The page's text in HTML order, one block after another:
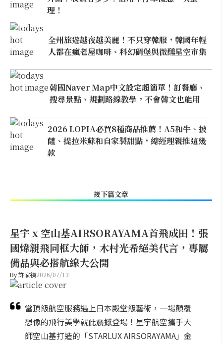
理！
全州旅遊越夜越美麗！不只穿韓服，韓國年輕
人都在瘋老屋咖啡、科幻碉堡與微醺星空市集
韓國Naver Map中文設定超簡單！訂餐廳、
搜尋景點、規劃路線教學，不會韓文也能用
2026 LOPIA必買8種商品推薦！A5和牛、披
薩、提拉米蘇和自家製甜點，總經理親推這幾
款
接下篇文章
星宇 x 空山基AIRSORAYAMA首飛成田！張
國煒親飛同框大師，木村光希絕美代言，專屬
備品與必搭航線大公開
By許家禎2026/07/13
當頂級航空服務遇上日本殿堂級藝術，一場顛覆
想像的飛行美學就此震撼登場！星宇航空攜手大
師空山基打造的「STARLUX AIRSORAYAMA」金